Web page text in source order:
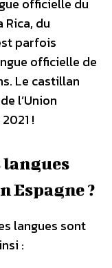
Rica, du
parfois
officielle de
Le castillan
l’Union
!
langues
Espagne ?
langues sont
: